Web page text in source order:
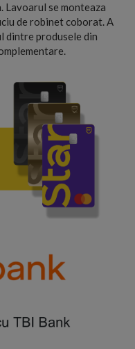
Lavoarul se monteaza
de robinet coborat. A
dintre produsele din